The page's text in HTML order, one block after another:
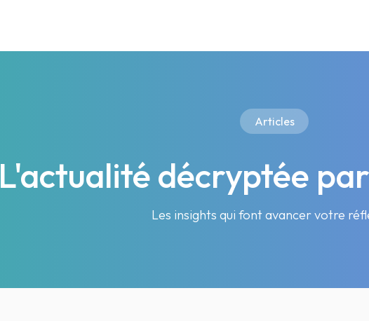
Articles
L'actualité décryptée
Les insights qui font avancer votre